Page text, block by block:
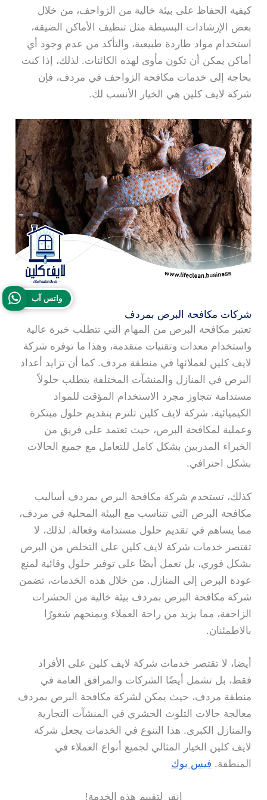
كيفية الحفاظ على بيئة خالية من الزواحف، من خلال
بعض الإرشادات البسيطة مثل تنظيف الأماكن الضيقة،
استخدام مواد طاردة طبيعية، والتأكد من عدم وجود أي
أماكن يمكن أن تكون مأوى لهذه الكائنات. لذلك، إذا كنت
بحاجة إلى خدمات مكافحة الزواحف في مردف، فإن
شركة لايف كلين هي الخيار الأنسب لك.
شركات مكافحة البرص بمردف
تعتبر مكافحة البرص من المهام التي تتطلب خبرة عالية
واستخدام معدات وتقنيات متقدمة، وهذا ما توفره شركة
لايف كلين لعملائها في منطقة مردف. كما أن تزايد أعداد
البرص في المنازل والمنشآت المختلفة يتطلب حلولاً
مستدامة تتجاوز مجرد الاستخدام المؤقت للمواد
الكيميائية. شركة لايف كلين تلتزم بتقديم حلول مبتكرة
وعملية لمكافحة البرص، حيث تعتمد على فريق من
الخبراء المدربين بشكل كامل للتعامل مع جميع الحالات
بشكل احترافي.
كذلك، تستخدم شركة مكافحة البرص بمردف أساليب
مكافحة البرص التي تتناسب مع البيئة المحلية في مردف،
مما يساهم في تقديم حلول مستدامة وفعالة. لذلك، لا
تقتصر خدمات شركة لايف كلين على التخلص من البرص
بشكل فوري، بل تعمل أيضًا على توفير حلول وقائية لمنع
عودة البرص إلى المنازل. من خلال هذه الخدمات، تضمن
شركة مكافحة البرص بمردف بيئة خالية من الحشرات
الزاحفة، مما يزيد من راحة العملاء ويمنحهم شعورًا
بالاطمئنان.
أيضا، لا تقتصر خدمات شركة لايف كلين على الأفراد
فقط، بل تشمل أيضًا الشركات والمرافق العامة في
منطقة مردف، حيث يمكن لشركة مكافحة البرص بمردف
معالجة حالات التلوث الحشري في المنشآت التجارية
والمنازل الكبرى. هذا التنوع في الخدمات يجعل شركة
لايف كلين الخيار المثالي لجميع أنواع العملاء في
المنطقة. فيس بوك
انقر لتقييم هذه الخدمة!
واتس آب